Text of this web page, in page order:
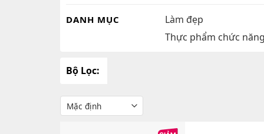
Hỗ
Đông
Sữa
DANH MỤC Làm đẹp
Thực phẩm chức năng
Bộ Lọc: